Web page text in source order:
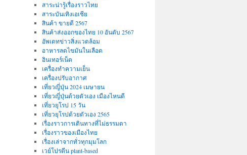
สาระน่ารู้เรื่องราวไทย
สาระบันเทิงเอเชีย
สินค้า ขายดี 2567
สินค้าส่งออกของไทย 10 อันดับ 2567
อัพเดทข่าวสิ่งแวดล้อม
อาหารลดไขมันในเลือด
อินเทอร์เน็ต
เครื่องทำความเย็น
เครื่องปรับอากาศ
เที่ยวญี่ปุ่น 2024 เมษายน
เที่ยวญี่ปุ่นด้วยตัวเอง เมืองไหนดี
เที่ยวยุโรป 15 วัน
เที่ยวยุโรปด้วยตัวเอง 2565
เรื่องราวการเดินทางที่ไม่ธรรมดา
เรื่องราวของเมืองไทย
เรื่องเล่าจากทั่วทุกมุมโลก
เวย์โปรตีน plant-based